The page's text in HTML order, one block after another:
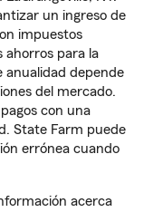
un ingreso de
impuestos
ahorros para la
anualidad depende
del mercado.
con una
State Farm puede
errónea cuando
acerca